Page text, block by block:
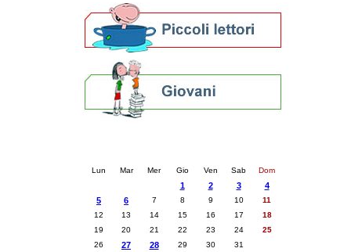
Lun Mar Mer Gio Ven Sab Dom
1 2 3
4
5
6 7 8 9 10
11
12
13 14 15 16 17
18
19
20 21 22 23 24
25
26
27 28 29 30 31